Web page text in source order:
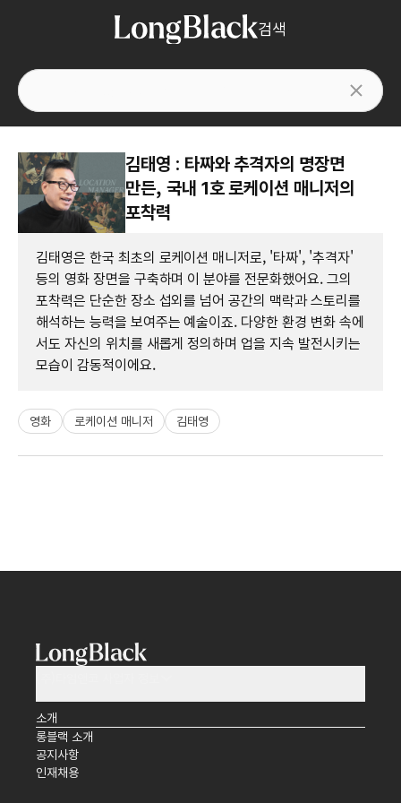
검색
김태영 : 타짜와 추격자의 명장면
만든, 국내 1호 로케이션 매니저의
포착력
김태영은 한국 최초의 로케이션 매니저로, '타짜', '추격자'
등의 영화 장면을 구축하며 이 분야를 전문화했어요. 그의
포착력은 단순한 장소 섭외를 넘어 공간의 맥락과 스토리를
해석하는 능력을 보여주는 예술이죠. 다양한 환경 변화 속에
서도 자신의 위치를 새롭게 정의하며 업을 지속 발전시키는
모습이 감동적이에요.
영화 로케이션 매니저 김태영
소개
롱블랙 소개
공지사항
인재채용